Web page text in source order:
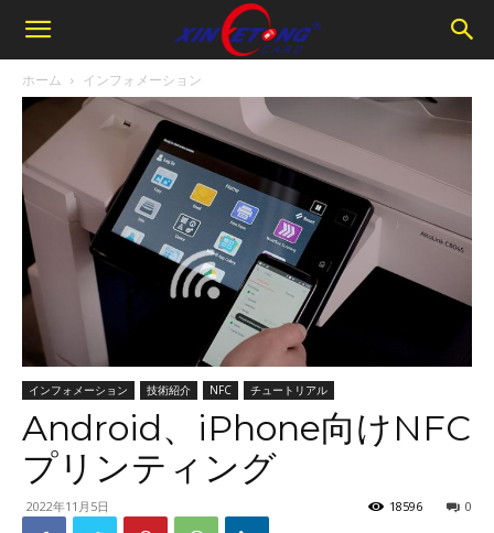
ホーム インフォメーション
インフォメーション 技術紹介 NFC チュートリアル
Android、iPhone向けNFC
プリンティング
2022年11月5日 0
18596